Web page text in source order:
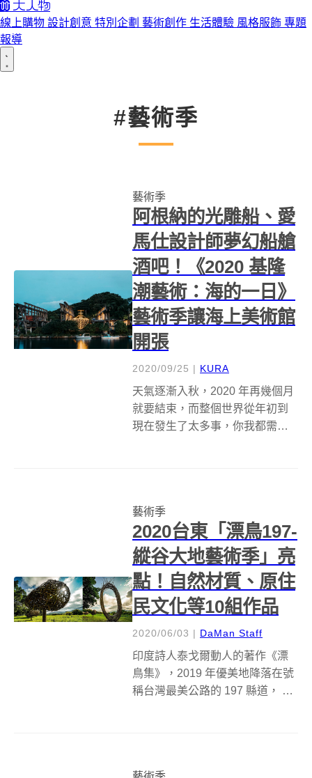
線上購物 設計創意 特別企劃 藝術創作 生活體驗 風格服飾 專題
報導
#藝術季
藝術季
阿根納的光雕船、愛
馬仕設計師夢幻船艙
酒吧！《2020 基隆
潮藝術：海的一日》
藝術季讓海上美術館
開張
2020/09/25 | KURA
天氣逐漸入秋，2020 年再幾個月
就要結束，而整個世界從年初到
現在發生了太多事，你我都需要
以藉由藝術療癒疲憊的心靈。今
年邁入第 ...
藝術季
2020台東「漂鳥197-
縱谷大地藝術季」亮
點！自然材質、原住
民文化等10組作品
2020/06/03 | DaMan Staff
印度詩人泰戈爾動人的著作《漂
鳥集》，2019 年優美地降落在號
稱台灣最美公路的 197 縣道， 深